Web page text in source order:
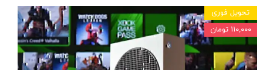
تحویل فوری
۱۱۰,۰۰۰ تومان